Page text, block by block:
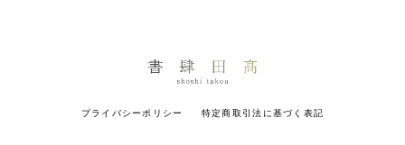
プライバシーポリシー 特定商取引法に基づく表記